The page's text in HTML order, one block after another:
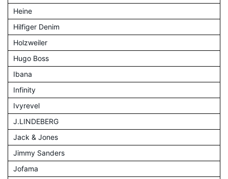
Heine
Hilfiger Denim
Holzweiler
Hugo Boss
Ibana
Infinity
Ivyrevel
J.LINDEBERG
Jack & Jones
Jimmy Sanders
Jofama